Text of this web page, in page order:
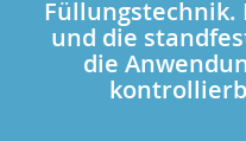
Füllungstechnik.
und die
die